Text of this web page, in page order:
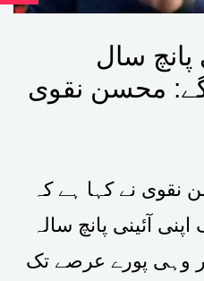
سال
محسن نقوی
نقوی نے کہا ہے کہ
آئینی پانچ سالہ
وہی پورے عرصے تک